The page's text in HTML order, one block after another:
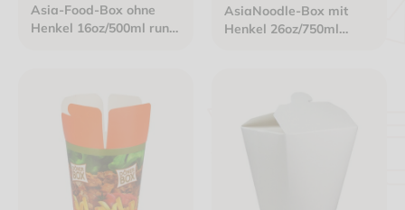
Asia-Food-Box ohne
Henkel 16oz/500ml rund
AsiaNoodle-Box mit
Henkel 26oz/750ml